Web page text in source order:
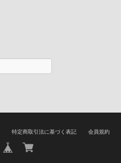
特定商取引法に基づく表記 会員規約